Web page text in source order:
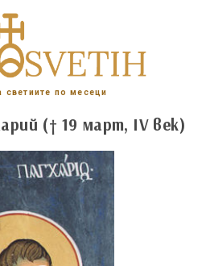
светиите по месеци
(† 19 март, IV век)